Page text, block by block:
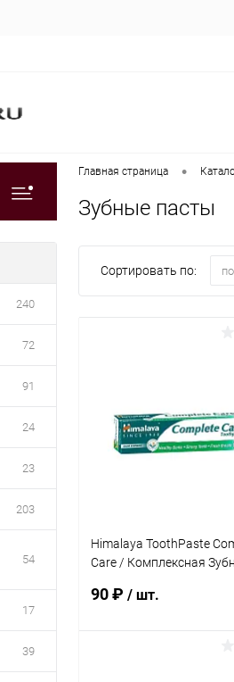
240
72
91
24
23
203
54
17
39
Главная страница •
Зубные пасты
Сортировать по:
Himalaya ToothPaste
Care / Комплексная
90 ₽ / шт.